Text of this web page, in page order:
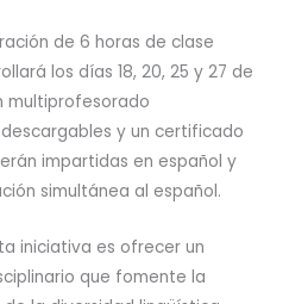
de 6 horas de clase
los días 18, 20, 25 y 27 de
multiprofesorado
y un certificado
impartidas en español y
simultánea al español.
iniciativa es ofrecer un
que fomente la